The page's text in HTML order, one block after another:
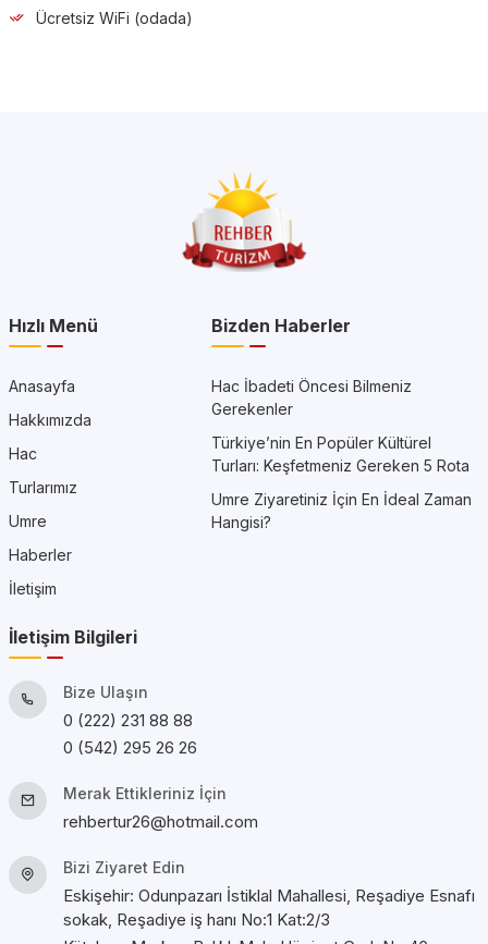
Ücretsiz WiFi (odada)
Hızlı Menü
Anasayfa
Hakkımızda
Hac
Turlarımız
Umre
Haberler
İletişim
Bizden Haberler
Hac İbadeti Öncesi Bilmeniz
Gerekenler
Türkiye’nin En Popüler Kültürel
Turları: Keşfetmeniz Gereken 5 Rota
Umre Ziyaretiniz İçin En İdeal Zaman
Hangisi?
İletişim Bilgileri
Bize Ulaşın
0 (222) 231 88 88
0 (542) 295 26 26
Merak Ettikleriniz İçin
rehbertur26@hotmail.com
Bizi Ziyaret Edin
Eskişehir: Odunpazarı İstiklal Mahallesi, Reşadiye Esnafı
sokak, Reşadiye iş hanı No:1 Kat:2/3